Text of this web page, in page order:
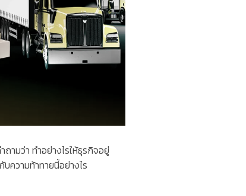
มว่า ทำอย่างไรให้ธุรกิจอยู่
ความท้าทายนี้อย่างไร